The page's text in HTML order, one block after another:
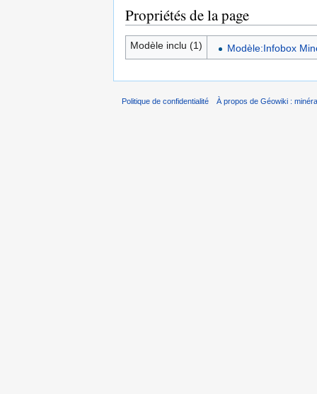
Propriétés de la page
Modèle inclu (1) Modèle:Infobox
Politique de confidentialité À propos de Géowiki :